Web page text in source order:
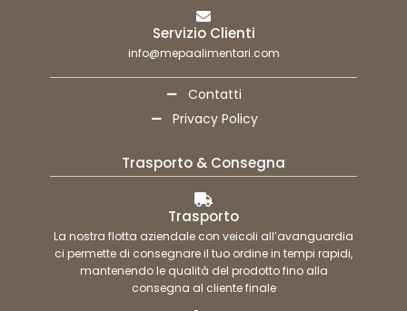
Servizio Clienti
info@mepaalimentari.com
Contatti
Privacy Policy
Trasporto & Consegna
Trasporto
La nostra flotta aziendale con veicoli all’avanguardia
ci permette di consegnare il tuo ordine in tempi rapidi,
mantenendo le qualità del prodotto fino alla
consegna al cliente finale